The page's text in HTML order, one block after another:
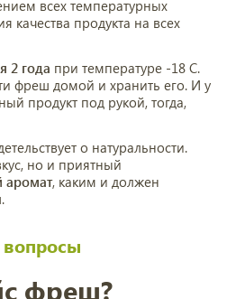
всех температурных
качества продукта на всех
2 года при температуре -18 С.
фреш домой и хранить его. И у
продукт под рукой, тогда,
о натуральности.
но и приятный
аромат, каким и должен
фреш?